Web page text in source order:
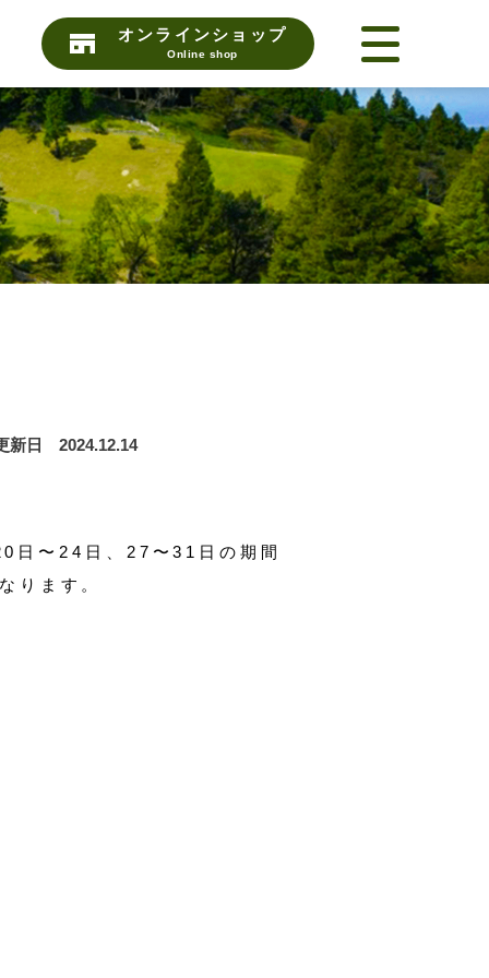
オンラインショップ
Online shop
新日 2024.12.14
日〜24日、27〜31日の期間
ります。